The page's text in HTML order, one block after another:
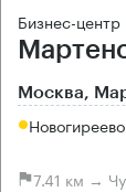
Бизнес-центр
Москва,
7.41 км →